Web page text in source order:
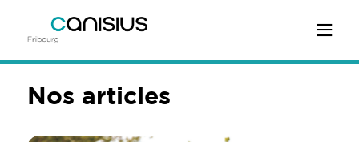
Nos articles